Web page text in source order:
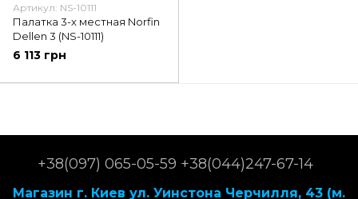
Артикул: NS-10111
Палатка 3-х местная Norfin
Dellen 3 (NS-10111)
6 113 грн
+38(097) 065-05-59 +38(044)247-67-14
Магазин г. Киев ул. Уинстона Черчилля, 43 (м.